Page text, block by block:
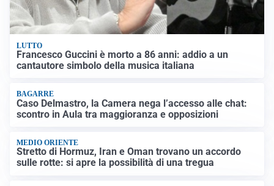
LUTTO
Francesco Guccini è morto a 86 anni: addio a un
cantautore simbolo della musica italiana
BAGARRE
Caso Delmastro, la Camera nega l’accesso alle chat:
scontro in Aula tra maggioranza e opposizioni
MEDIO ORIENTE
Stretto di Hormuz, Iran e Oman trovano un accordo
sulle rotte: si apre la possibilità di una tregua